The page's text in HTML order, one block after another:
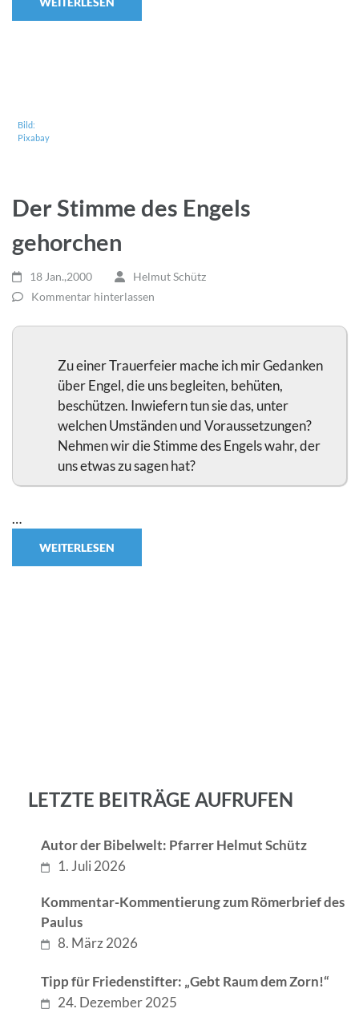
Bild:
Pixabay
Der Stimme des Engels
gehorchen
18 Jan.,2000
Helmut Schütz
Kommentar hinterlassen
Zu einer Trauerfeier mache ich mir Gedanken
über Engel, die uns begleiten, behüten,
beschützen. Inwiefern tun sie das, unter
welchen Umständen und Voraussetzungen?
Nehmen wir die Stimme des Engels wahr, der
uns etwas zu sagen hat?
…
WEITERLESEN
LETZTE BEITRÄGE AUFRUFEN
Autor der Bibelwelt: Pfarrer Helmut Schütz
1. Juli 2026
Kommentar-Kommentierung zum Römerbrief des
Paulus
8. März 2026
Tipp für Friedenstifter: „Gebt Raum dem Zorn!“
24. Dezember 2025